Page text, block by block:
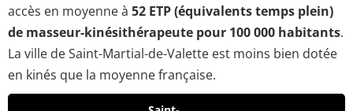
accès en moyenne à 52 ETP (équivalents temps plein)
de masseur-kinésithérapeute pour 100 000 habitants.
La ville de Saint-Martial-de-Valette est moins bien dotée
en kinés que la moyenne française.